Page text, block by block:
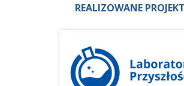
REALIZOWANE